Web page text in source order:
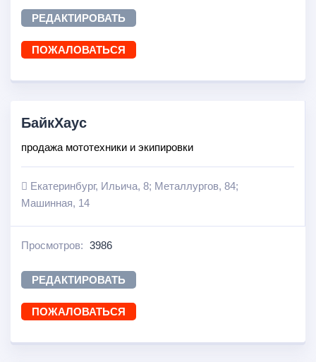
РЕДАКТИРОВАТЬ
ПОЖАЛОВАТЬСЯ
БайкХаус
продажа мототехники и экипировки
Екатеринбург, Ильича, 8; Металлургов, 84;
Машинная, 14
Просмотров: 3986
РЕДАКТИРОВАТЬ
ПОЖАЛОВАТЬСЯ